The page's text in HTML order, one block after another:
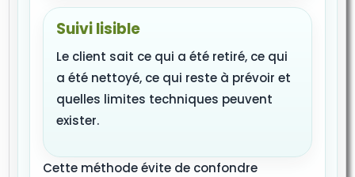
Suivi lisible
Le client sait ce qui a été retiré, ce qui
a été nettoyé, ce qui reste à prévoir et
quelles limites techniques peuvent
exister.
Cette méthode évite de confondre